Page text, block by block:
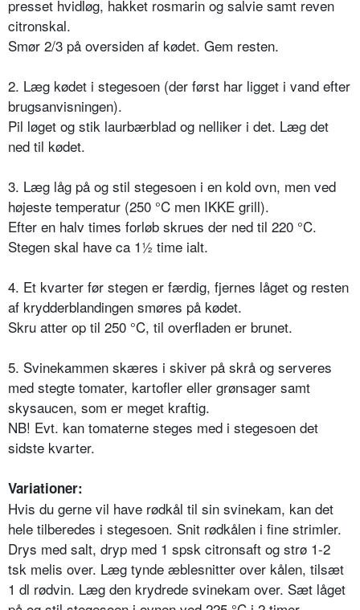
presset hvidløg, hakket rosmarin og salvie samt reven
citronskal.
Smør 2/3 på oversiden af kødet. Gem resten.
2. Læg kødet i stegesoen (der først har ligget i vand efter
brugsanvisningen).
Pil løget og stik laurbærblad og nelliker i det. Læg det
ned til kødet.
3. Læg låg på og stil stegesoen i en kold ovn, men ved
højeste temperatur (250 °C men IKKE grill).
Efter en halv times forløb skrues der ned til 220 °C.
Stegen skal have ca 1½ time ialt.
4. Et kvarter før stegen er færdig, fjernes låget og resten
af krydderblandingen smøres på kødet.
Skru atter op til 250 °C, til overfladen er brunet.
5. Svinekammen skæres i skiver på skrå og serveres
med stegte tomater, kartofler eller grønsager samt
skysaucen, som er meget kraftig.
NB! Evt. kan tomaterne steges med i stegesoen det
sidste kvarter.
Variationer:
Hvis du gerne vil have rødkål til sin svinekam, kan det
hele tilberedes i stegesoen. Snit rødkålen i fine strimler.
Drys med salt, dryp med 1 spsk citronsaft og strø 1-2
tsk melis over. Læg tynde æblesnitter over kålen, tilsæt
1 dl rødvin. Læg den krydrede svinekam over. Sæt låget